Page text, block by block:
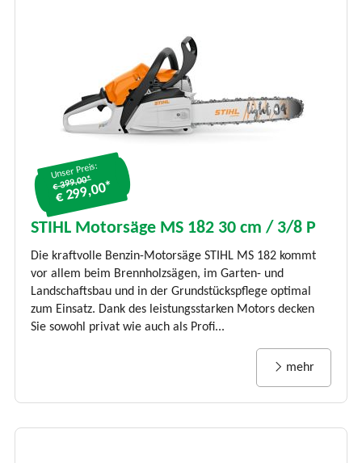
Unser Preis:
€ 399.00*
€ 299,00*
STIHL Motorsäge MS 182 30 cm / 3/8 P
Die kraftvolle Benzin-Motorsäge STIHL MS 182 kommt
vor allem beim Brennholzsägen, im Garten- und
Landschaftsbau und in der Grundstückspflege optimal
zum Einsatz. Dank des leistungsstarken Motors decken
Sie sowohl privat wie auch als Profi...
mehr